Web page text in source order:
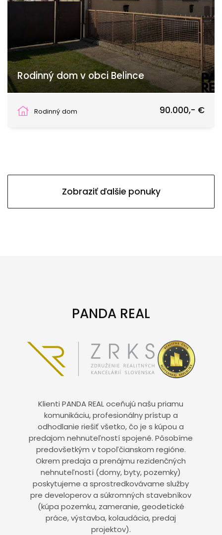
Rodinný dom v obci Belince
Rodinný dom
90.000,- €
Zobraziť ďalšie ponuky
PANDA REAL
Klienti PANDA REAL oceňujú našu priamu
komunikáciu, profesionálny prístup a
odhodlanie riešiť všetko, čo je s kúpou a
predajom nehnuteľností spojené. Pôsobíme
predovšetkým v topoľčianskom regióne.
Okrem predaja a prenájmu rezidenčných
nehnuteľností (domy, byty, pozemky)
poskytujeme a sprostredkovávame služby
pre developerov a súkromných stavebníkov
(kúpa pozemku, zameranie, geodetické
práce, výstavba, kolaudácia, predaj
projektov).